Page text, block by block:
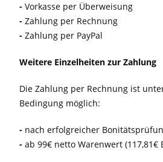
- Vorkasse per Überweisung
- Zahlung per Rechnung
- Zahlung per PayPal
Weitere Einzelheiten zur Zahlung
Die Zahlung per Rechnung ist
Bedingung möglich:
- nach erfolgreicher
- ab 99€ netto Warenwert (117,81€